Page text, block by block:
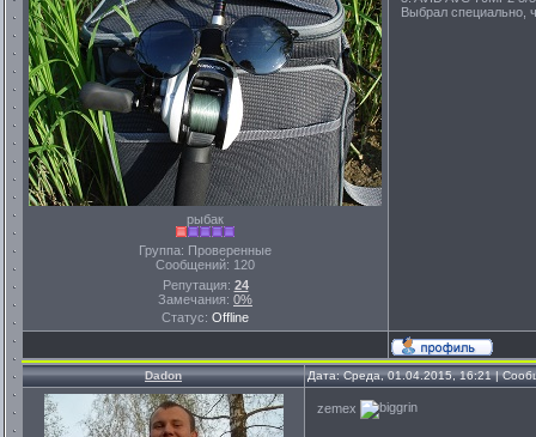
рыбак
Группа: Проверенные
Сообщений: 120
Репутация: 24
Замечания: 0%
Статус: Offline
Выбрал специально,
Dadon Дата: Среда, 01.04.2015, 16:21 |
zemex